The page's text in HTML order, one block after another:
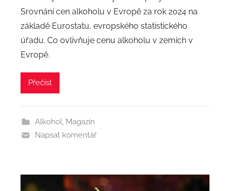
Srovnání cen alkoholu v Evropě za rok 2024 na
základě Eurostatu, evropského statistického
úřadu. Co ovlivňuje cenu alkoholu v zemích v
Evropě.
Přečíst
Alkohol, Magazín
Napsat komentář